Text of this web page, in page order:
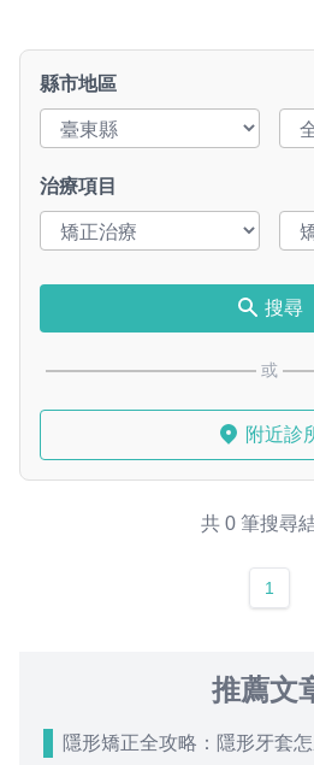
縣市地區
治療項目
搜尋
或
附近診
共 0 筆搜尋
1
推薦文
隱形矯正全攻略：隱形牙套